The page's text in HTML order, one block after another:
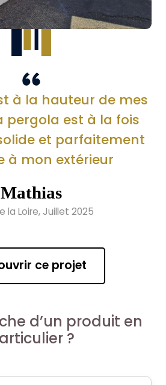
à la hauteur de mes
pergola est à la fois
et parfaitement
à mon extérieur
Mathias
la Loire, Juillet 2025
ce projet
d’un produit en
?